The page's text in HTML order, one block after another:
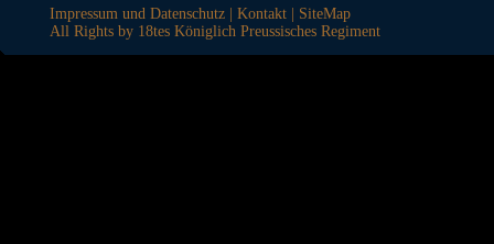
Impressum und Datenschutz Kontakt
SiteMap
All Rights by 18tes Königlich Preussisches Regiment